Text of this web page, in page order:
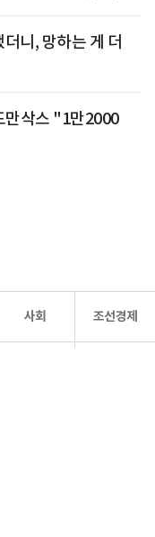
니, 망하는 게 더
만삭스 "1만2000
사회 조선경제